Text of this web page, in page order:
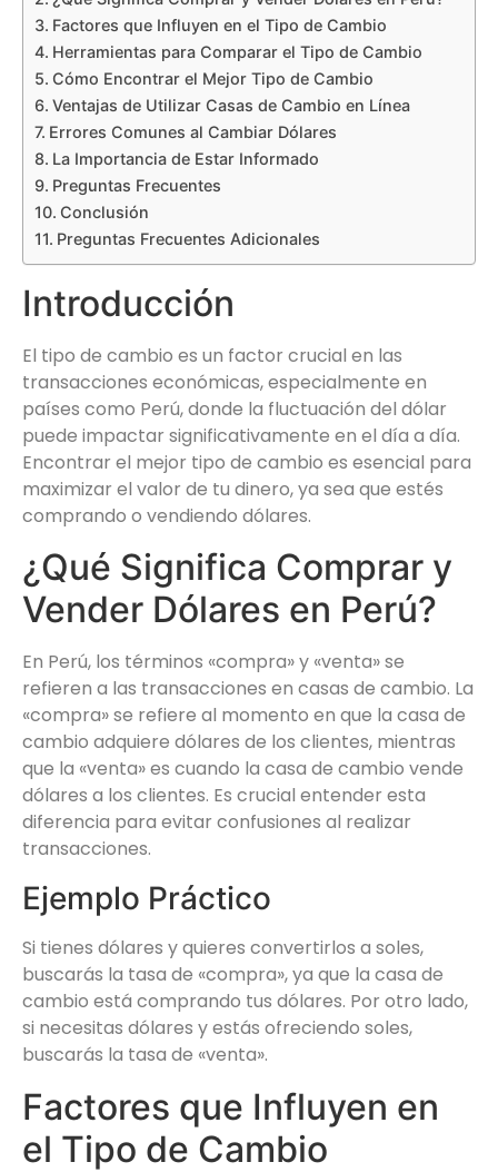
Factores que Influyen en el Tipo de Cambio
Herramientas para Comparar el Tipo de Cambio
Cómo Encontrar el Mejor Tipo de Cambio
Ventajas de Utilizar Casas de Cambio en Línea
Errores Comunes al Cambiar Dólares
La Importancia de Estar Informado
Preguntas Frecuentes
Conclusión
Preguntas Frecuentes Adicionales
Introducción
El tipo de cambio es un factor crucial en las
transacciones económicas, especialmente en
países como Perú, donde la fluctuación del dólar
puede impactar significativamente en el día a día.
Encontrar el mejor tipo de cambio es esencial para
maximizar el valor de tu dinero, ya sea que estés
comprando o vendiendo dólares.
¿Qué Significa Comprar y
Vender Dólares en Perú?
En Perú, los términos «compra» y «venta» se
refieren a las transacciones en casas de cambio. La
«compra» se refiere al momento en que la casa de
cambio adquiere dólares de los clientes, mientras
que la «venta» es cuando la casa de cambio vende
dólares a los clientes. Es crucial entender esta
diferencia para evitar confusiones al realizar
transacciones.
Ejemplo Práctico
Si tienes dólares y quieres convertirlos a soles,
buscarás la tasa de «compra», ya que la casa de
cambio está comprando tus dólares. Por otro lado,
si necesitas dólares y estás ofreciendo soles,
buscarás la tasa de «venta».
Factores que Influyen en
el Tipo de Cambio